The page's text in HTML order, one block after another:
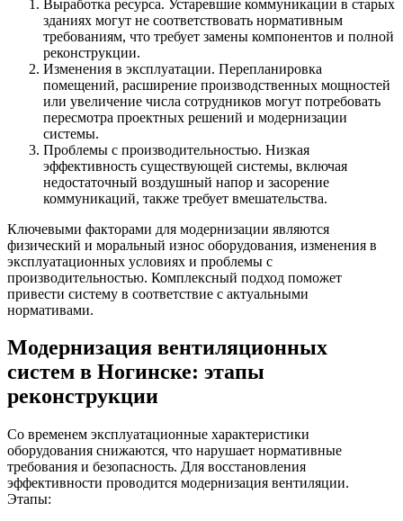
Выработка ресурса. Устаревшие коммуникации в старых
зданиях могут не соответствовать нормативным
требованиям, что требует замены компонентов и полной
реконструкции.
Изменения в эксплуатации. Перепланировка
помещений, расширение производственных мощностей
или увеличение числа сотрудников могут потребовать
пересмотра проектных решений и модернизации
системы.
Проблемы с производительностью. Низкая
эффективность существующей системы, включая
недостаточный воздушный напор и засорение
коммуникаций, также требует вмешательства.
Ключевыми факторами для модернизации являются
физический и моральный износ оборудования, изменения в
эксплуатационных условиях и проблемы с
производительностью. Комплексный подход поможет
привести систему в соответствие с актуальными
нормативами.
Модернизация вентиляционных
систем в Ногинске: этапы
реконструкции
Со временем эксплуатационные характеристики
оборудования снижаются, что нарушает нормативные
требования и безопасность. Для восстановления
эффективности проводится модернизация вентиляции.
Этапы: